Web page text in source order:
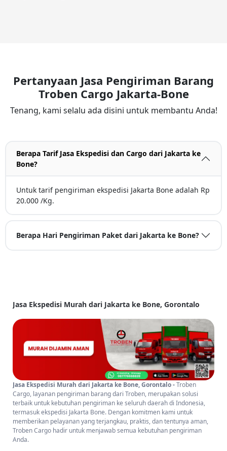
Pertanyaan Jasa Pengiriman Barang
Troben Cargo Jakarta-Bone
Tenang, kami selalu ada disini untuk membantu Anda!
Berapa Tarif Jasa Ekspedisi dan Cargo dari Jakarta ke
Bone?
Untuk tarif pengiriman ekspedisi Jakarta Bone adalah Rp
20.000 /Kg.
Berapa Hari Pengiriman Paket dari Jakarta ke Bone?
Jasa Ekspedisi Murah dari Jakarta ke Bone, Gorontalo
Jasa Ekspedisi Murah dari Jakarta ke Bone, Gorontalo -Troben
Cargo, layanan pengiriman barang dari Troben, merupakan solusi
terbaik untuk kebutuhan pengiriman ke seluruh daerah di Indonesia,
termasuk ekspedisi Jakarta Bone. Dengan komitmen kami untuk
memberikan pelayanan yang terjangkau, praktis, dan tentunya aman,
Troben Cargo hadir untuk menjawab semua kebutuhan pengiriman
Anda.